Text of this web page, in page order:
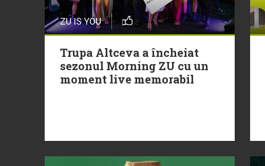
ZU IS YOU
Trupa Altceva a încheiat
sezonul Morning ZU cu un
moment live memorabil